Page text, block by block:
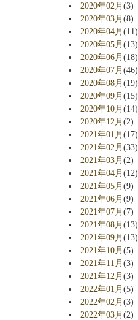
2020年02月(3)
2020年03月(8)
2020年04月(11)
2020年05月(13)
2020年06月(18)
2020年07月(46)
2020年08月(19)
2020年09月(15)
2020年10月(14)
2020年12月(2)
2021年01月(17)
2021年02月(33)
2021年03月(2)
2021年04月(12)
2021年05月(9)
2021年06月(9)
2021年07月(7)
2021年08月(13)
2021年09月(13)
2021年10月(5)
2021年11月(3)
2021年12月(3)
2022年01月(5)
2022年02月(3)
2022年03月(2)